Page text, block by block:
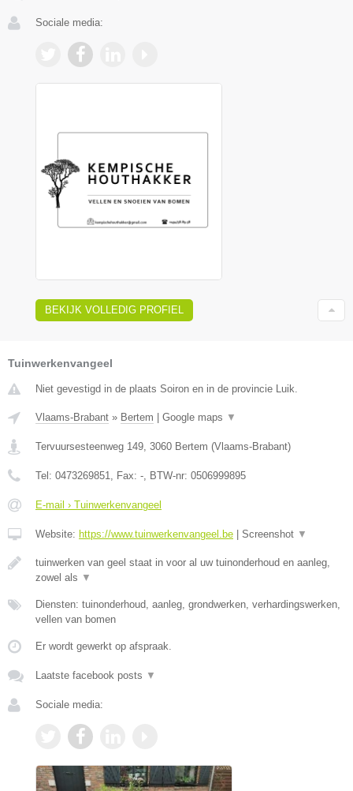
Sociale media:
BEKIJK VOLLEDIG PROFIEL
Tuinwerkenvangeel
Niet gevestigd in de plaats Soiron en in de provincie Luik.
Vlaams-Brabant » Bertem Google maps ▼
Tervuursesteenweg 149 3060 Bertem (Vlaams-Brabant)
Tel: 0473269851 , Fax: - , BTW-nr: 0506999895
E-mail › Tuinwerkenvangeel
Website: https://www.tuinwerkenvangeel.be Screenshot ▼
tuinwerken van geel staat in voor al uw tuinonderhoud en aanleg,
zowel als ▼
Diensten: tuinonderhoud, aanleg, grondwerken, verhardingswerken,
vellen van bomen
Er wordt gewerkt op afspraak.
Laatste facebook posts ▼
Sociale media: